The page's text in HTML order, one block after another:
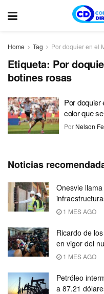
Home Tag Por doquier en el
Etiqueta: Por
botines rosas
Por doquier
color que
Por Nelson
Noticias
Onesvie
1 MES AGO
Ricardo de
en vigor del
1 MES AGO
Petróleo
a 87.21